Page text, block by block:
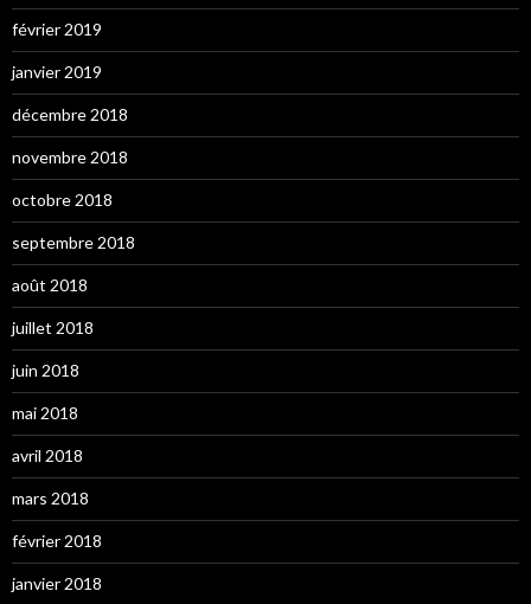
février 2019
janvier 2019
décembre 2018
novembre 2018
octobre 2018
septembre 2018
août 2018
juillet 2018
juin 2018
mai 2018
avril 2018
mars 2018
février 2018
janvier 2018